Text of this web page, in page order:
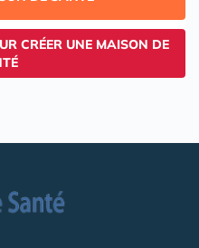
CRÉER UNE MAISON DE